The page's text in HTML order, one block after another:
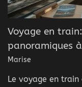
Voyage en
panoramiques
Marise
Le voyage en